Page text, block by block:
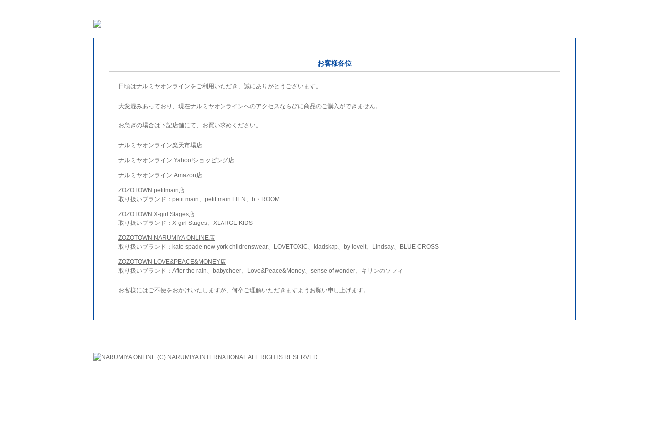
お客様各位
日頃はナルミヤオンラインをご利用いただき、誠にありがとうございます。
大変混みあっており、現在ナルミヤオンラインへのアクセスならびに商品のご購入ができません。
お急ぎの場合は下記店舗にて、お買い求めください。
ナルミヤオンライン楽天市場店
ナルミヤオンライン Yahoo!ショッピング店
ナルミヤオンライン Amazon店
ZOZOTOWN petitmain店
取り扱いブランド：petit main、petit main LIEN、b・ROOM
ZOZOTOWN X-girl Stages店
取り扱いブランド：X-girl Stages、XLARGE KIDS
ZOZOTOWN NARUMIYA ONLINE店
取り扱いブランド：kate spade new york childrenswear、LOVETOXIC、kladskap、by loveit、Lindsay、BLUE CROSS
ZOZOTOWN LOVE&PEACE&MONEY店
取り扱いブランド：After the rain、babycheer、Love&Peace&Money、sense of wonder、キリンのソフィ
お客様にはご不便をおかけいたしますが、何卒ご理解いただきますようお願い申し上げます。